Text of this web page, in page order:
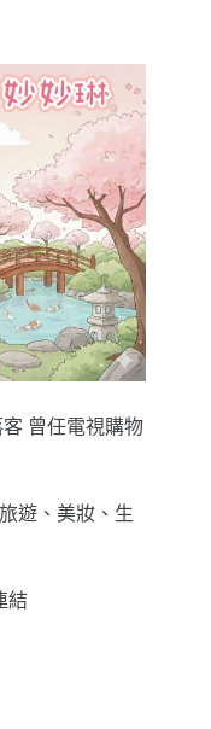
曾任電視購物
遊、美妝、生
結